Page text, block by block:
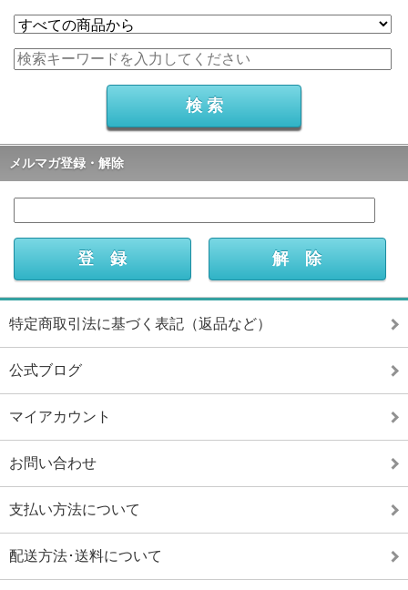
メルマガ登録・解除
特定商取引法に基づく表記（返品など）
公式ブログ
マイアカウント
お問い合わせ
支払い方法について
配送方法･送料について